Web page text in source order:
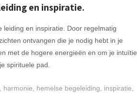
en inspiratie.
en inspiratie. Door regelmatig
ontvangen die je nodig hebt in je
met de hogere energieën en om je intuïtie
spirituele pad.
harmonie hemelse begeleiding inspiratie